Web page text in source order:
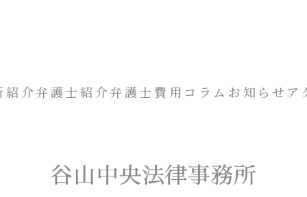
紹介弁護士紹介弁護士費用 コラム お知らせ ア